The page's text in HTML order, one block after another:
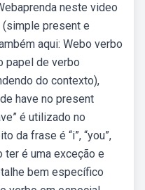
neste video
(simple present e
aqui: Webo verbo
papel de verbo
do contexto),
have no present
é utilizado no
da frase é “i”, “you”,
ter é uma exceção e
bem específico